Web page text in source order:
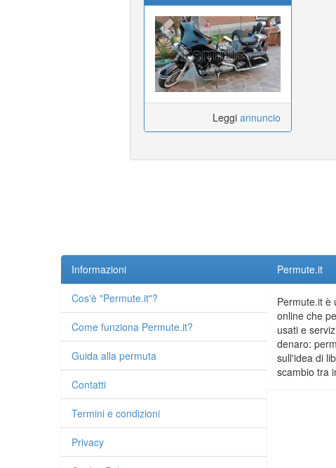
Leggi annuncio
Informazioni
Cos'è "Permute.it"?
Come funziona Permute.it?
Guida alla permuta
Contatti
Termini e condizioni
Privacy
Permute.it
Permute.it è
online che
usati e
denaro:
sull'idea di
scambio tra